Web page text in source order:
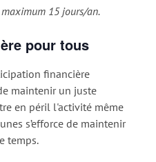
15 jours/an.
pour tous
financière
maintenir un juste
en péril l'activité même
s’efforce de maintenir
temps.